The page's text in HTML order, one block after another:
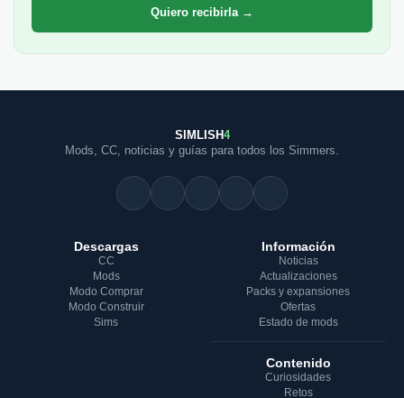
Quiero recibirla →
SIMLISH4
Mods, CC, noticias y guías para todos los Simmers.
Descargas
CC
Mods
Modo Comprar
Modo Construir
Sims
Información
Noticias
Actualizaciones
Packs y expansiones
Ofertas
Estado de mods
Contenido
Curiosidades
Retos